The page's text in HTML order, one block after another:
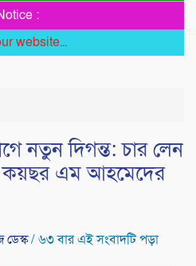
:
নতুন দিগন্ত: চার লেন
কয়ছর এম আহমেদের
ডেস্ক/ ৬৩ বার এই সংবাদটি পড়া